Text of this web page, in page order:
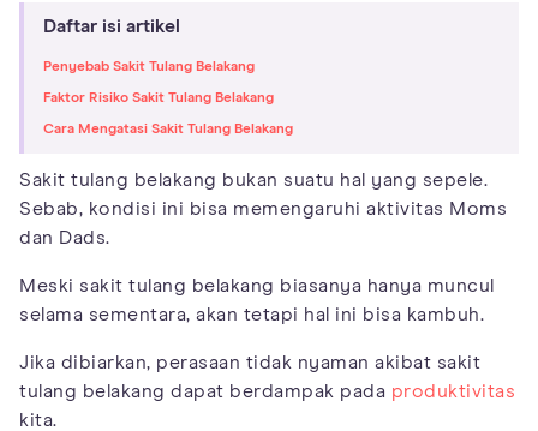
Daftar isi artikel
Penyebab Sakit Tulang Belakang
Faktor Risiko Sakit Tulang Belakang
Cara Mengatasi Sakit Tulang Belakang
Sakit tulang belakang bukan suatu hal yang sepele.
Sebab, kondisi ini bisa memengaruhi aktivitas Moms
dan Dads.
Meski sakit tulang belakang biasanya hanya muncul
selama sementara, akan tetapi hal ini bisa kambuh.
Jika dibiarkan, perasaan tidak nyaman akibat sakit
tulang belakang dapat berdampak pada produktivitas
kita.